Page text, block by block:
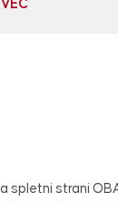
spletni strani